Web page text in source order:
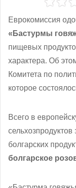
Еврокомиссия
«Бастурмы
пищевых
характера. Об
Комитета по
которое
Всего в
болгарских
болгарское